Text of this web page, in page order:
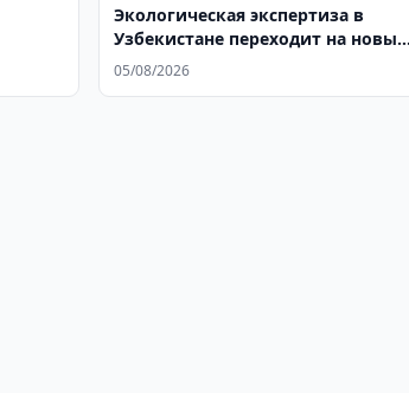
Экологическая экспертиза в
Узбекистане переходит на новые
международные стандарты
05/08/2026